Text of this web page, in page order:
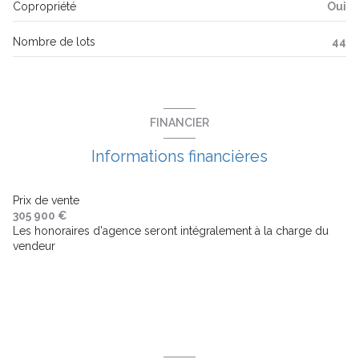
visiophone
interphone
Copropriété Oui
Nombre de lots 44
FINANCIER
Informations financières
Prix de vente
305 900 €
Les honoraires d'agence seront intégralement à la charge du
vendeur